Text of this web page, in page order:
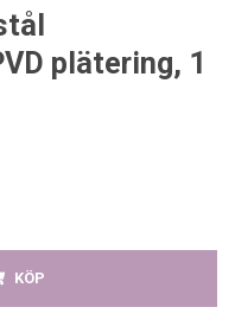
plätering, 1
KÖP